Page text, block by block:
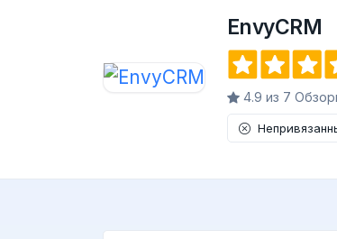
EnvyCRM
4.9 из 7